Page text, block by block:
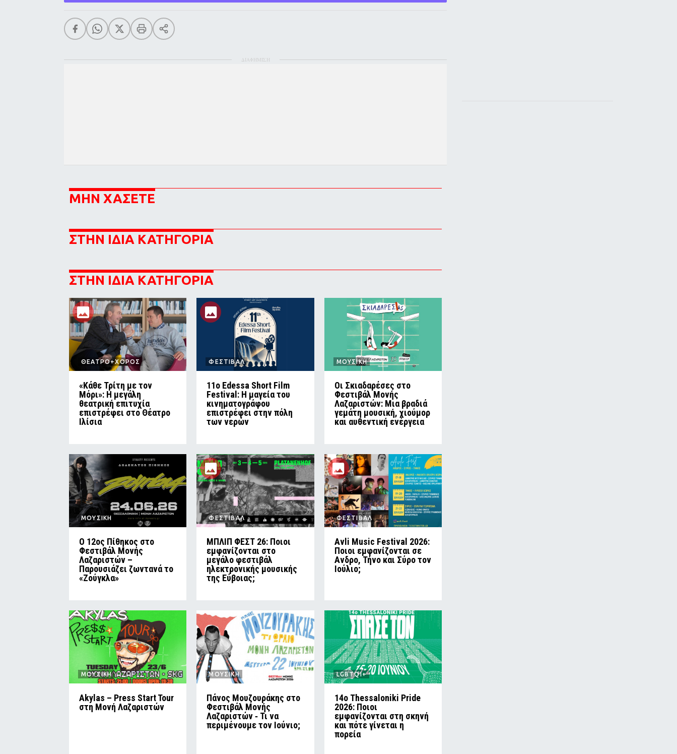
ΔΙΑΦΗΜΙΣΗ
ΜΗΝ ΧΑΣΕΤΕ
ΣΤΗΝ ΙΔΙΑ ΚΑΤΗΓΟΡΙΑ
ΣΤΗΝ ΙΔΙΑ ΚΑΤΗΓΟΡΙΑ
ΘΕΑΤΡΟ+ΧΟΡΟΣ
«Κάθε Τρίτη με τον
Μόρι»: Η μεγάλη
θεατρική επιτυχία
επιστρέφει στο Θέατρο
Ιλίσια
ΦΕΣΤΙΒΑΛ
11ο Edessa Short Film
Festival: Η μαγεία του
κινηματογράφου
επιστρέφει στην πόλη
των νερών
ΜΟΥΣΙΚΗ
Οι Σκιαδαρέσες στο
Φεστιβάλ Μονής
Λαζαριστών: Μια βραδιά
γεμάτη μουσική, χιούμορ
και αυθεντική ενέργεια
ΜΟΥΣΙΚΗ
Ο 12ος Πίθηκος στο
Φεστιβάλ Μονής
Λαζαριστών –
Παρουσιάζει ζωντανά το
«Ζούγκλα»
ΦΕΣΤΙΒΑΛ
ΜΠΛΙΠ ΦΕΣΤ 26: Ποιοι
εμφανίζονται στο
μεγάλο φεστιβάλ
ηλεκτρονικής μουσικής
της Εύβοιας;
ΦΕΣΤΙΒΑΛ
Avli Music Festival 2026:
Ποιοι εμφανίζονται σε
Ανδρο, Τήνο και Σύρο τον
Ιούλιο;
ΜΟΥΣΙΚΗ
Akylas – Press Start Tour
στη Μονή Λαζαριστών
ΜΟΥΣΙΚΗ
Πάνος Μουζουράκης στο
Φεστιβάλ Μονής
Λαζαριστών ‑ Τι να
περιμένουμε τον Ιούνιο;
LGBTQI+
14ο Thessaloniki Pride
2026: Ποιοι
εμφανίζονται στη σκηνή
και πότε γίνεται η
πορεία